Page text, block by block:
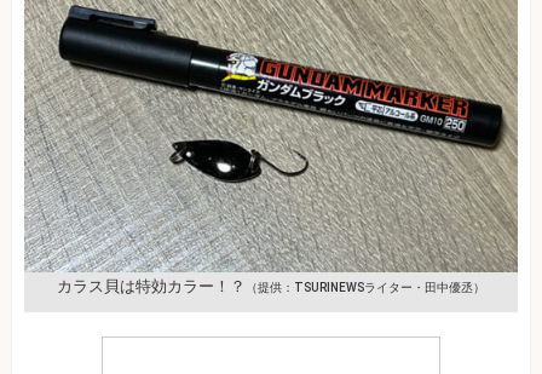
カラス貝は特効カラー！？ （提供：TSURINEWSライター・田中優丞）